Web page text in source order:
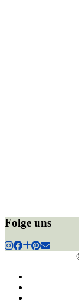
Folge uns